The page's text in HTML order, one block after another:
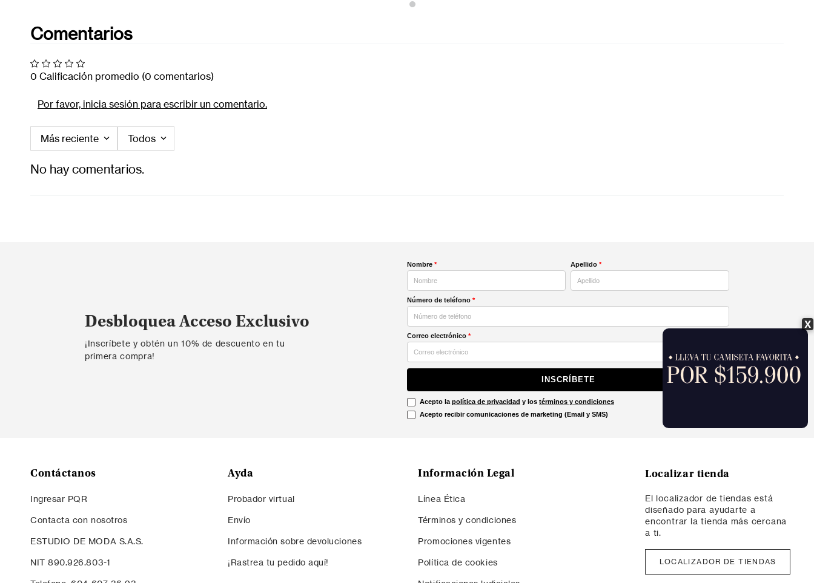
X
Comentarios
0 Calificación promedio (0 comentarios)
Por favor, inicia sesión para escribir un comentario.
Más reciente Todos
No hay comentarios.
Desbloquea Acceso Exclusivo
¡Inscríbete y obtén un 10% de descuento en tu
primera compra!
Nombre * Apellido *
Número de teléfono *
Correo electrónico *
INSCRÍBETE
Acepto la política de privacidad y los términos y condiciones
Acepto recibir comunicaciones de marketing (Email y SMS)
Contáctanos
Ingresar PQR
Contacta con nosotros
ESTUDIO DE MODA S.A.S.
NIT 890.926.803-1
Ayda
Probador virtual
Envío
Información sobre devoluciones
¡Rastrea tu pedido aquí!
Información Legal
Línea Ética
Términos y condiciones
Promociones vigentes
Política de cookies
Localizar tienda
El localizador de tiendas está
diseñado para ayudarte a
encontrar la tienda más cercana
a ti.
LOCALIZADOR DE TIENDAS